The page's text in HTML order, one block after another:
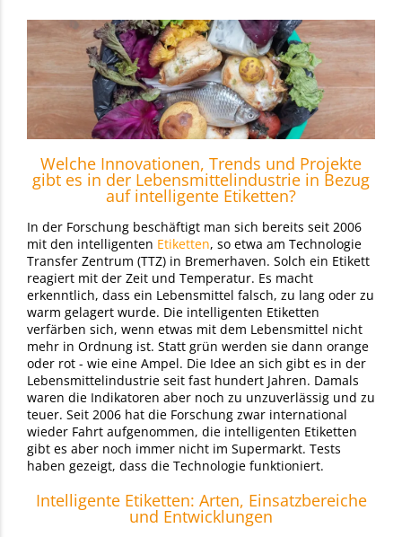
Welche Innovationen, Trends und Projekte
gibt es in der Lebensmittelindustrie in Bezug
auf intelligente Etiketten?
In der Forschung beschäftigt man sich bereits seit 2006
mit den intelligenten Etiketten, so etwa am Technologie
Transfer Zentrum (TTZ) in Bremerhaven. Solch ein Etikett
reagiert mit der Zeit und Temperatur. Es macht
erkenntlich, dass ein Lebensmittel falsch, zu lang oder zu
warm gelagert wurde. Die intelligenten Etiketten
verfärben sich, wenn etwas mit dem Lebensmittel nicht
mehr in Ordnung ist. Statt grün werden sie dann orange
oder rot - wie eine Ampel. Die Idee an sich gibt es in der
Lebensmittelindustrie seit fast hundert Jahren. Damals
waren die Indikatoren aber noch zu unzuverlässig und zu
teuer. Seit 2006 hat die Forschung zwar international
wieder Fahrt aufgenommen, die intelligenten Etiketten
gibt es aber noch immer nicht im Supermarkt. Tests
haben gezeigt, dass die Technologie funktioniert.
Intelligente Etiketten: Arten, Einsatzbereiche
und Entwicklungen